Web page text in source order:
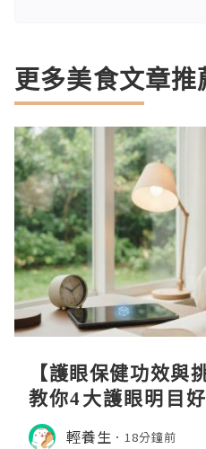
更多美食文章推
【護眼保健功效與
教你4大護眼明目
例與挑選秘訣
輕養生 18分鐘前